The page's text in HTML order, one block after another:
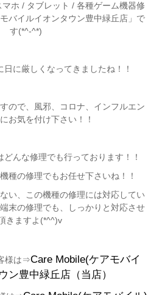
ホ / タブレット / 各種ゲーム機器修
バイルイオンタウン豊中緑丘店」で
す(*^-^*)
に厳しくなってきましたね！！
ので、風邪、コロナ、インフルエン
お気を付け下さい！！
んな修理でも行っております！！
種の修理でもお任せ下さいね！！
い、この機種の修理には対応してい
末の修理でも、しっかりと対応させ
きますよ(*^^)v
様は⇒Care Mobile(ケアモバイ
ン豊中緑丘店（当店）